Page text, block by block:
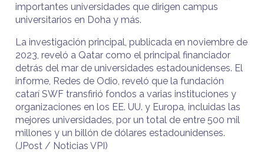
importantes universidades que dirigen campus
universitarios en Doha y más.
La investigación principal, publicada en noviembre de
2023, reveló a Qatar como el principal financiador
detrás del mar de universidades estadounidenses. El
informe, Redes de Odio, reveló que la fundación
catarí SWF transfirió fondos a varias instituciones y
organizaciones en los EE. UU. y Europa, incluidas las
mejores universidades, por un total de entre 500 mil
millones y un billón de dólares estadounidenses.
(JPost / Noticias VPI)